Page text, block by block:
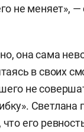
не меняет», —
она сама
в своих
не
Светлана
его